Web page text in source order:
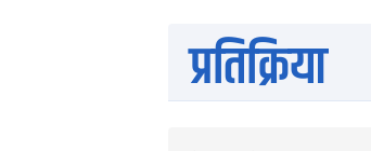
प्रतिक्रिया